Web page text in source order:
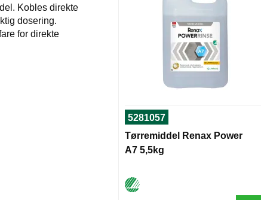
Kobles direkte
dosering.
for direkte
5281057
Tørremiddel Renax Power
A7 5,5kg